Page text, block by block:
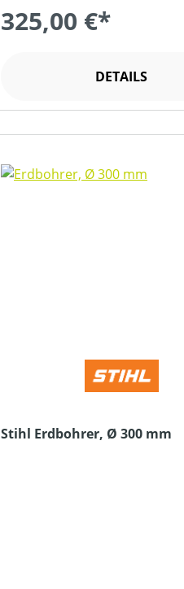
325,00 €*
DETAILS
Stihl Erdbohrer, Ø 300 mm